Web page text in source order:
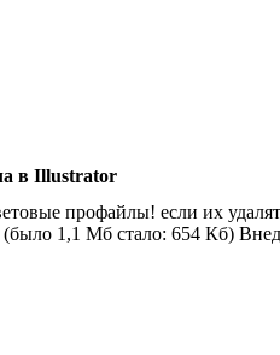
в Illustrator
профайлы! если их
(было 1,1 Мб стало: 654 Кб)